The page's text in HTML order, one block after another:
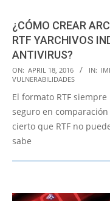
¿CÓMO CREAR
RTF YARCHIVOS
ANTIVIRUS?
2016-
04-
18
ON: APRIL 18, 2016 IN:
VULNERABILIDADES
El formato RTF
seguro en
cierto que RTF no
sabe